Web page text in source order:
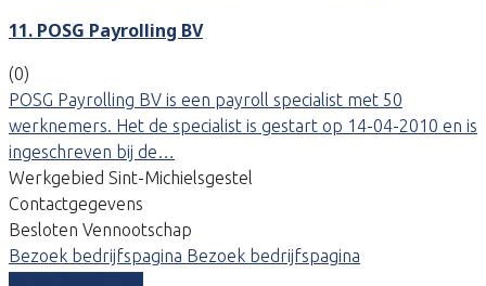
11. POSG Payrolling BV
(0)
POSG Payrolling BV is een payroll specialist met 50
werknemers. Het de specialist is gestart op 14-04-2010 en is
ingeschreven bij de…
Werkgebied Sint-Michielsgestel
Contactgegevens
Besloten Vennootschap
Bezoek bedrijfspagina Bezoek bedrijfspagina